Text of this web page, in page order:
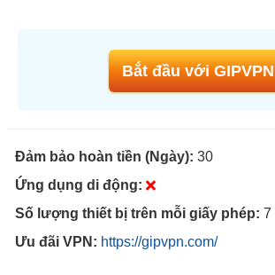
Bắt đầu với GIPVPN
Đảm bảo hoàn tiền (Ngày): 30
Ứng dụng di động:
Số lượng thiết bị trên mỗi giấy phép: 7
Ưu đãi VPN: https://gipvpn.com/